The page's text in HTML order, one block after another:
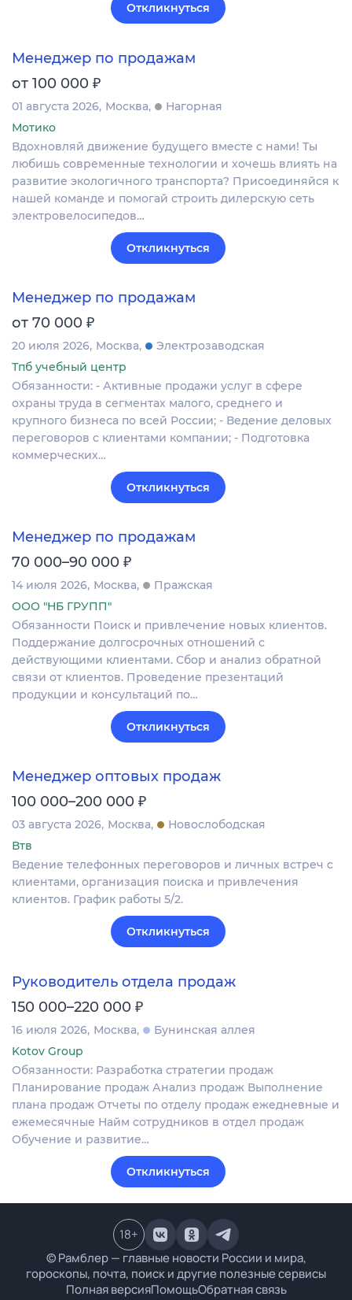
Откликнуться
Менеджер по продажам
от 100 000 ₽
01 августа 2026 Москва
Нагорная
Мотико
Вдохновляй движение будущего вместе с нами! Ты
любишь современные технологии и хочешь влиять на
развитие экологичного транспорта? Присоединяйся к
нашей команде и помогай строить дилерскую сеть
электровелосипедов…
Откликнуться
Менеджер по продажам
от 70 000 ₽
20 июля 2026 Москва
Электрозаводская
Тпб учебный центр
Обязанности: - Активные продажи услуг в сфере
охраны труда в сегментах малого, среднего и
крупного бизнеса по всей России; - Ведение деловых
переговоров с клиентами компании; - Подготовка
коммерческих…
Откликнуться
Менеджер по продажам
70 000–90 000 ₽
14 июля 2026 Москва
Пражская
ООО "НБ ГРУПП"
Обязанности Поиск и привлечение новых клиентов.
Поддержание долгосрочных отношений с
действующими клиентами. Сбор и анализ обратной
связи от клиентов. Проведение презентаций
продукции и консультаций по…
Откликнуться
Менеджер оптовых продаж
100 000–200 000 ₽
03 августа 2026 Москва
Новослободская
Втв
Ведение телефонных переговоров и личных встреч с
клиентами, организация поиска и привлечения
клиентов. График работы 5/2.
Откликнуться
Руководитель отдела продаж
150 000–220 000 ₽
16 июля 2026 Москва
Бунинская аллея
Kotov Group
Обязанности: Разработка стратегии продаж
Планирование продаж Анализ продаж Выполнение
плана продаж Отчеты по отделу продаж ежедневные и
ежемесячные Найм сотрудников в отдел продаж
Обучение и развитие…
Откликнуться
© Рамблер — главные новости России и мира,
гороскопы, почта, поиск и другие полезные сервисы
Полная версияПомощьОбратная связь
18+